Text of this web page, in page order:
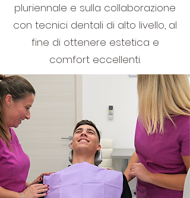
pluriennale e sulla collaborazione
con tecnici dentali di alto livello, al
fine di ottenere estetica e
comfort eccellenti.